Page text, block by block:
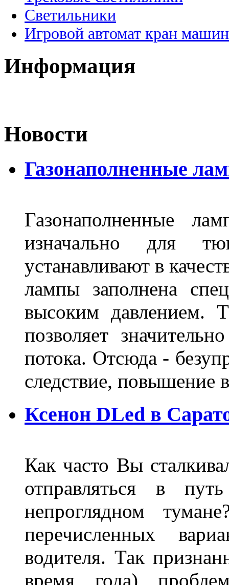
Светильники
Игровой автомат кран
Информация
Новости
Газонаполненные
Газонаполненные
изначально для
устанавливают в
лампы заполнена
высоким давлением.
позволяет
потока. Отсюда -
следствие,
Ксенон DLed в
Как часто Вы
отправляться в
непроглядном
перечисленных
водителя. Так
время года)